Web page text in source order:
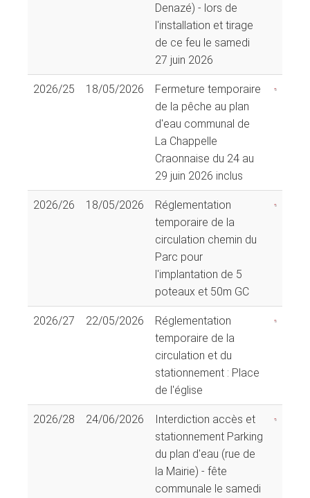
Denazé) - lors de
l'installation et tirage
de ce feu le samedi
27 juin 2026
2026/25 18/05/2026
Fermeture temporaire
de la pêche au plan
d'eau communal de
La Chappelle
Craonnaise du 24 au
29 juin 2026 inclus
2026/26 18/05/2026
Réglementation
temporaire de la
circulation chemin du
Parc pour
l'implantation de 5
poteaux et 50m GC
2026/27 22/05/2026
Réglementation
temporaire de la
circulation et du
stationnement : Place
de l'église
2026/28 24/06/2026
Interdiction accès et
stationnement Parking
du plan d'eau (rue de
la Mairie) - fête
communale le samedi